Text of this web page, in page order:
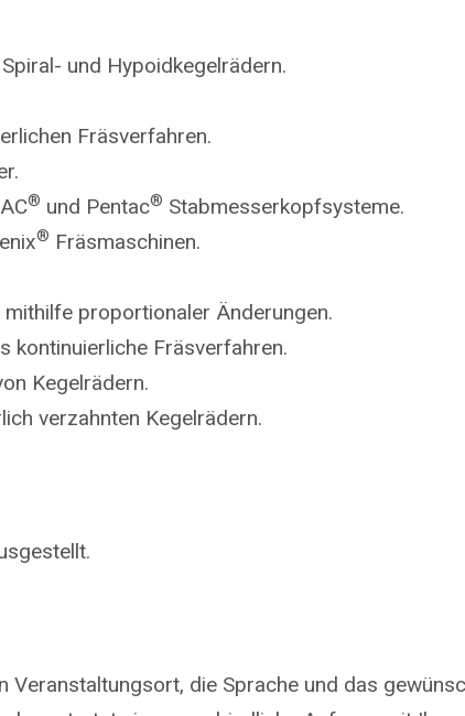
und Hypoidkegelrädern.
Fräsverfahren.
® und Pentac® Stabmesserkopfsysteme.
® Fräsmaschinen.
proportionaler Änderungen.
kontinuierliche Fräsverfahren.
Kegelrädern.
verzahnten Kegelrädern.
Veranstaltungsort, die Sprache und das